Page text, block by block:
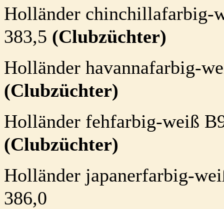
Holländer chinchillafarbig-
383,5 (Clubzüchter)
Holländer havannafarbig-
(Clubzüchter)
Holländer fehfarbig-weiß
(Clubzüchter)
Holländer japanerfarbig-
386,0